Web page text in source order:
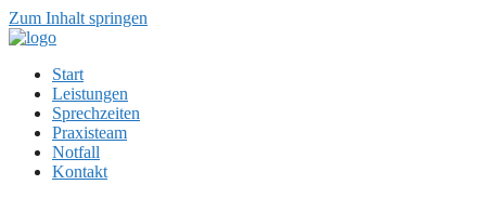
Zum Inhalt springen
Start
Leistungen
Sprechzeiten
Praxisteam
Notfall
Kontakt